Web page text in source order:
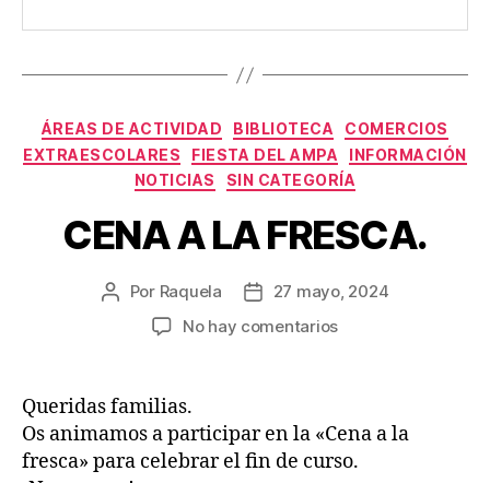
Categorías
ÁREAS DE ACTIVIDAD BIBLIOTECA
COMERCIOS
EXTRAESCOLARES
FIESTA DEL AMPA
INFORMACIÓN
NOTICIAS
SIN CATEGORÍA
CENA A LA FRESCA.
Autor
Por Raquela
Fecha27 mayo, 2024
No hay comentariosen
FRESCA.
Queridas familias.
Os animamos a participar en la «Cena a la
fresca» para celebrar el fin de curso.